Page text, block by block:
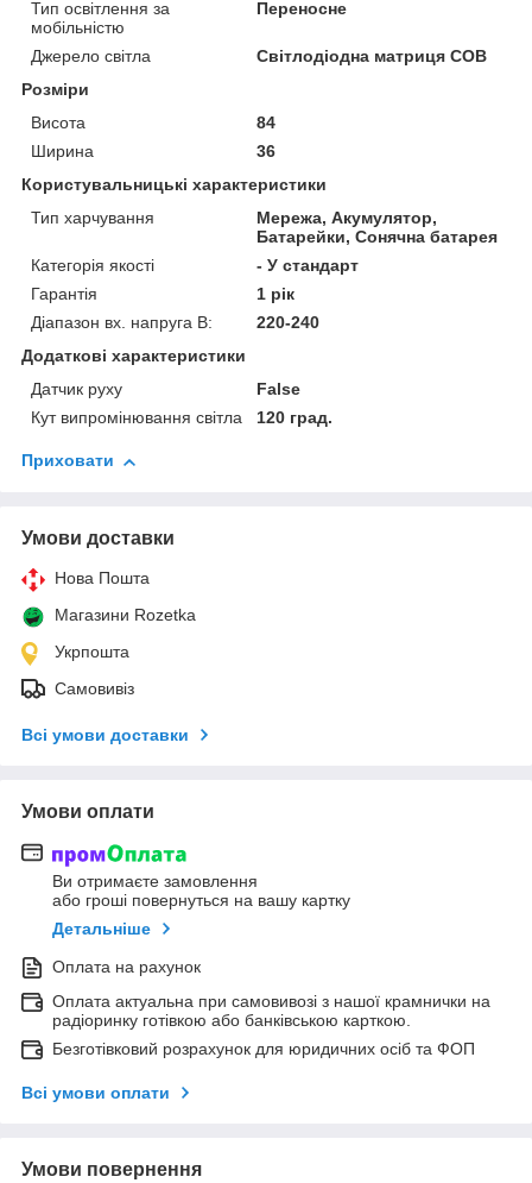
Тип освітлення за
мобільністю
Переносне
Джерело світла
Світлодіодна матриця COB
Розміри
Висота
84
Ширина
36
Користувальницькі характеристики
Тип харчування
Мережа, Акумулятор,
Батарейки, Сонячна батарея
Категорія якості
- У стандарт
Гарантія
1 рік
Діапазон вх. напруга В:
220-240
Додаткові характеристики
Датчик руху
False
Кут випромінювання світла
120 град.
Приховати
Умови доставки
Нова Пошта
Магазини Rozetka
Укрпошта
Самовивіз
Всі умови доставки
Умови оплати
Ви отримаєте замовлення
або гроші повернуться на вашу картку
Детальніше
Оплата на рахунок
Оплата актуальна при самовивозі з нашої крамнички на
радіоринку готівкою або банківською карткою.
Безготівковий розрахунок для юридичних осіб та ФОП
Всі умови оплати
Умови повернення